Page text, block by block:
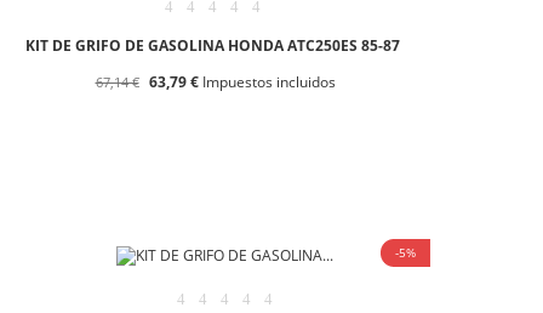
KIT DE GRIFO DE GASOLINA HONDA ATC250ES 85-87
67,14 € 63,79 €Impuestos incluidos
-5%